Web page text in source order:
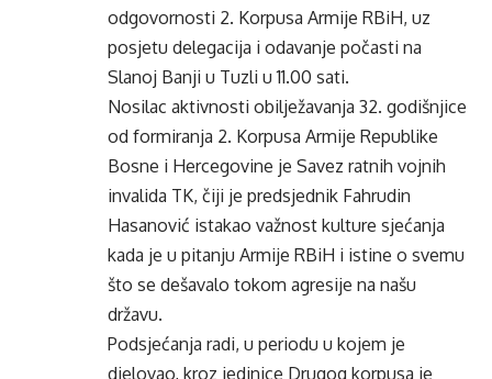
odgovornosti 2. Korpusa Armije RBiH, uz
posjetu delegacija i odavanje počasti na
Slanoj Banji u Tuzli u 11.00 sati.
Nosilac aktivnosti obilježavanja 32. godišnjice
od formiranja 2. Korpusa Armije Republike
Bosne i Hercegovine je Savez ratnih vojnih
invalida TK, čiji je predsjednik Fahrudin
Hasanović istakao važnost kulture sjećanja
kada je u pitanju Armije RBiH i istine o svemu
što se dešavalo tokom agresije na našu
državu.
Podsjećanja radi, u periodu u kojem je
djelovao, kroz jedinice Drugog korpusa je